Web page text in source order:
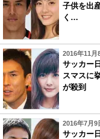
子供を出
く…
2016年11月
サッカー
スマスに
が殺到
2016年7月9
サッカー